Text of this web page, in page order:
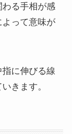
る手相が感
って意味が
に伸びる線
きます。